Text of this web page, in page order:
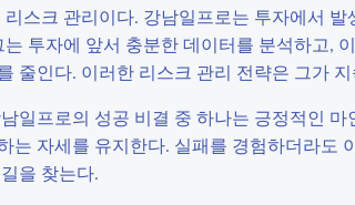
리스크 관리이다. 강남일프로는 투자에서
는 투자에 앞서 충분한 데이터를 분석하고,
줄인다. 이러한 리스크 관리 전략은 그가
일프로의 성공 비결 중 하나는 긍정적인
는 자세를 유지한다. 실패를 경험하더라도
을 찾는다.